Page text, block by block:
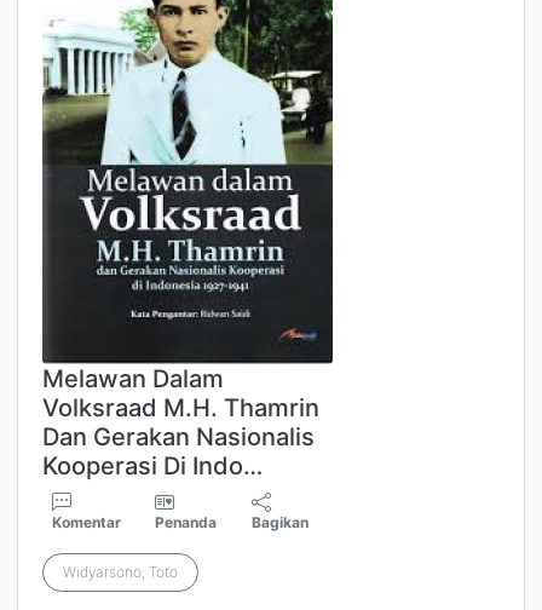
Melawan Dalam
Volksraad M.H. Thamrin
Dan Gerakan Nasionalis
Kooperasi Di Indo…
Komentar Penanda Bagikan
Widyarsono, Toto